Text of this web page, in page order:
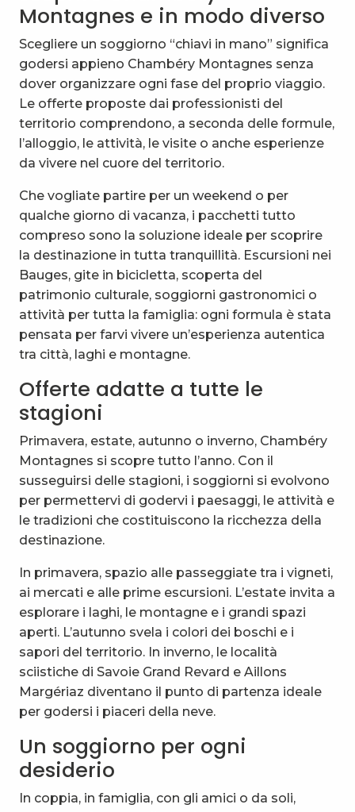
Tour des Bauges en raquettes liberté
Randonnée montagne avec des ânes : 2 jours
Mon premier refuge d'hiver en raquettes
Tour des Bauges en randonnée liberté
Randonnée facile avec des ânes : 3 jours, mes
Séjour en étoile à Lescheraines Coeur des Bauges,
Les petits montagnards : mon premier trek avec
Montagnes e in modo diverso
Scegliere un soggiorno “chiavi in mano” significa
godersi appieno Chambéry Montagnes senza
dover organizzare ogni fase del proprio viaggio.
Le offerte proposte dai professionisti del
territorio comprendono, a seconda delle formule,
l’alloggio, le attività, le visite o anche esperienze
da vivere nel cuore del territorio.
Che vogliate partire per un weekend o per
qualche giorno di vacanza, i pacchetti tutto
compreso sono la soluzione ideale per scoprire
la destinazione in tutta tranquillità. Escursioni nei
Bauges, gite in bicicletta, scoperta del
patrimonio culturale, soggiorni gastronomici o
attività per tutta la famiglia: ogni formula è stata
pensata per farvi vivere un’esperienza autentica
tra città, laghi e montagne.
Offerte adatte a tutte le
stagioni
Primavera, estate, autunno o inverno, Chambéry
Montagnes si scopre tutto l’anno. Con il
susseguirsi delle stagioni, i soggiorni si evolvono
per permettervi di godervi i paesaggi, le attività e
le tradizioni che costituiscono la ricchezza della
destinazione.
In primavera, spazio alle passeggiate tra i vigneti,
ai mercati e alle prime escursioni. L’estate invita a
esplorare i laghi, le montagne e i grandi spazi
aperti. L’autunno svela i colori dei boschi e i
sapori del territorio. In inverno, le località
sciistiche di Savoie Grand Revard e Aillons
Margériaz diventano il punto di partenza ideale
per godersi i piaceri della neve.
Un soggiorno per ogni
desiderio
In coppia, in famiglia, con gli amici o da soli,